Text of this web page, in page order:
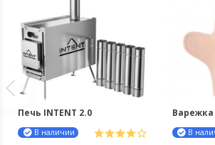
Печь INTENT 2.0
В наличии
Варежка
В